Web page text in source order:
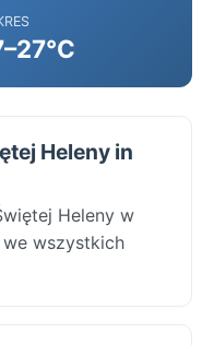
Heleny in
Heleny w
wszystkich